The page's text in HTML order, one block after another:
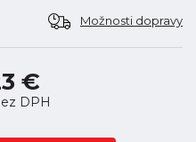
Možnosti dopravy
€
DPH